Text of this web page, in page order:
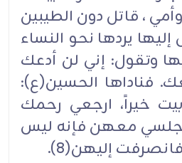
، قاتل دون الطيبين
يردها نحو النساء
وتقول: إني لن أدعك
فناداها الحسين(ع):
خيراً، ارجعي رحمك
معهن فإنه ليس
إليهن(8).